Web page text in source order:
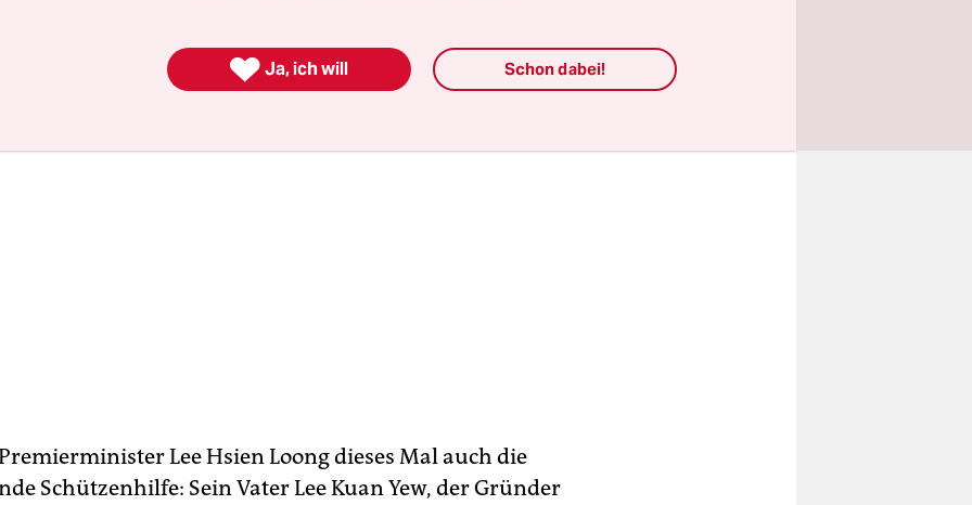
Lee Hsien Loong dieses Mal auch die
Schützenhilfe: Sein Vater Lee Kuan Yew, der Gründer
 Ja, ich will Schon dabei!